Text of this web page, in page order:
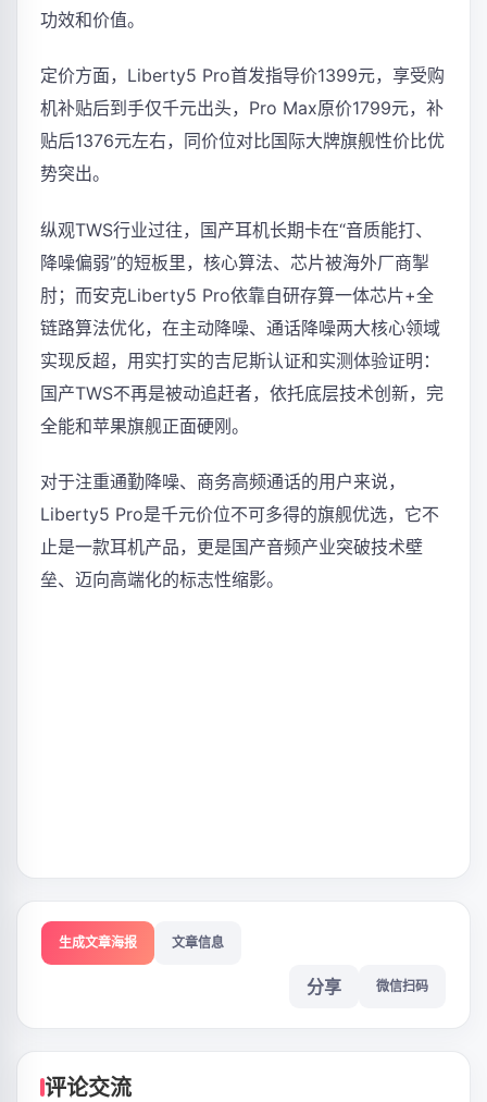
功效和价值。
定价方面，Liberty5 Pro首发指导价1399元，享受购
机补贴后到手仅千元出头，Pro Max原价1799元，补
贴后1376元左右，同价位对比国际大牌旗舰性价比优
势突出。
纵观TWS行业过往，国产耳机长期卡在“音质能打、
降噪偏弱”的短板里，核心算法、芯片被海外厂商掣
肘；而安克Liberty5 Pro依靠自研存算一体芯片+全
链路算法优化，在主动降噪、通话降噪两大核心领域
实现反超，用实打实的吉尼斯认证和实测体验证明：
国产TWS不再是被动追赶者，依托底层技术创新，完
全能和苹果旗舰正面硬刚。
对于注重通勤降噪、商务高频通话的用户来说，
Liberty5 Pro是千元价位不可多得的旗舰优选，它不
止是一款耳机产品，更是国产音频产业突破技术壁
垒、迈向高端化的标志性缩影。
生成文章海报 文章信息
分享 微信扫码
评论交流